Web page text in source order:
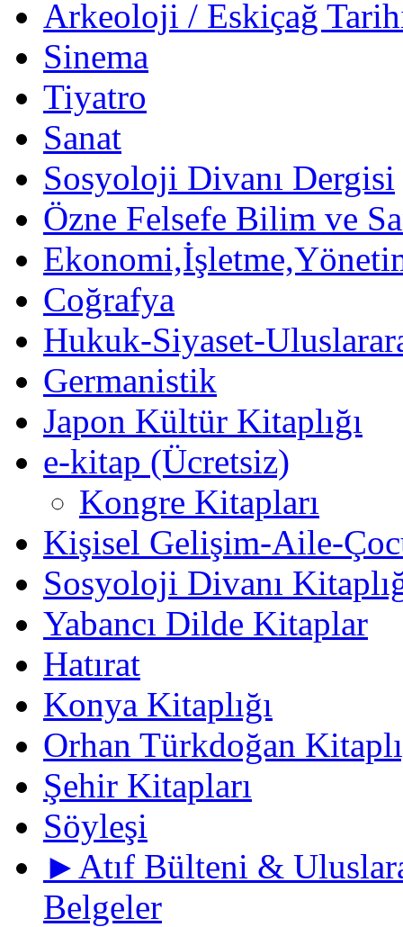
Arkeoloji / Eskiçağ
Sinema
Tiyatro
Sanat
Sosyoloji Divanı Dergisi
Özne Felsefe Bilim ve
Coğrafya
Hukuk-Siyaset-
Germanistik
Japon Kültür Kitaplığı
e-kitap (Ücretsiz)
Kongre Kitapları
Kişisel Gelişim-Aile-
Sosyoloji Divanı
Yabancı Dilde Kitaplar
Hatırat
Konya Kitaplığı
Orhan Türkdoğan
Şehir Kitapları
Söyleşi
►Atıf Bülteni &
Belgeler